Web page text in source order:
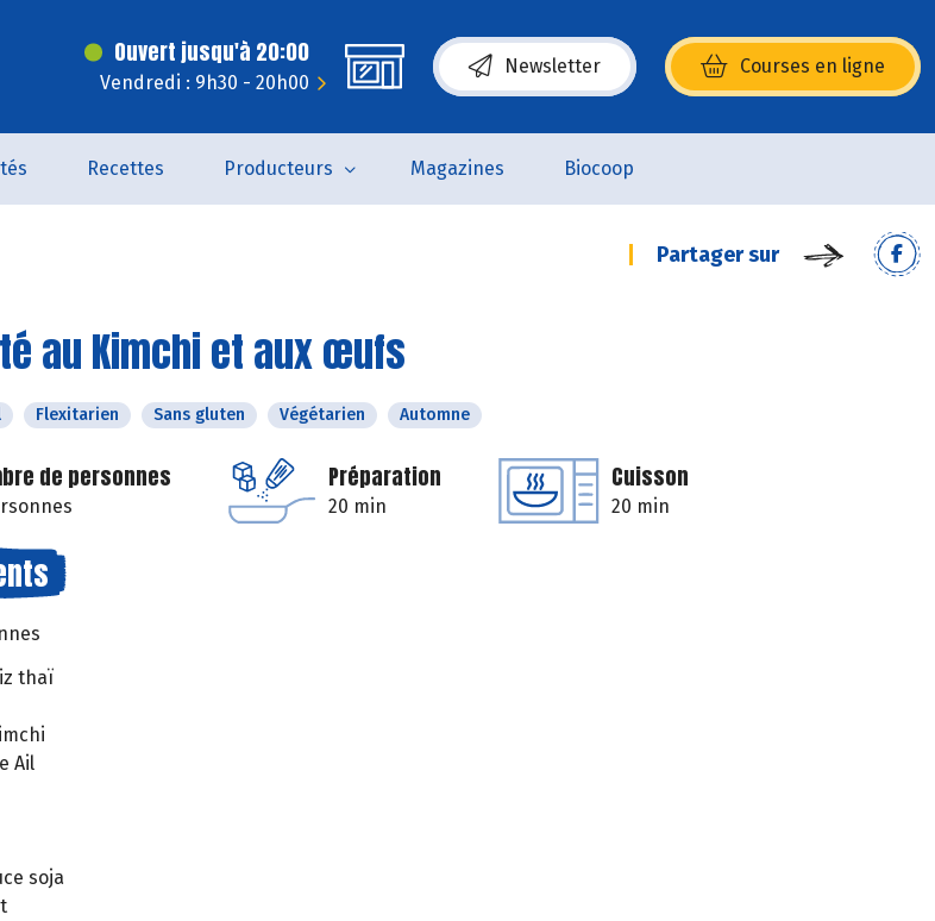
Ouvert jusqu'à 20:00
Vendredi : 9h30 - 20h00
Newsletter Courses en ligne
(s’ouvre dans une nouvelle fenêtre)
Recettes Producteurs Magazines Biocoop
Partager sur
au Kimchi et aux œufs
Flexitarien Sans gluten Végétarien Automne
de personnes Préparation
20 min
Cuisson
20 min
thaï
Ail
soja